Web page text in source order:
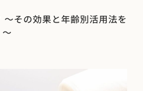
〜その効果と年齢別活用法を
〜